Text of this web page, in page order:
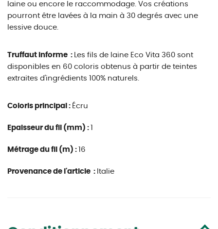
laine ou encore le raccommodage. Vos créations
pourront être lavées à la main à 30 degrés avec une
lessive douce.
Truffaut informe : Les fils de laine Eco Vita 360 sont
disponibles en 60 coloris obtenus à partir de teintes
extraites d'ingrédients 100% naturels.
Coloris principal : Écru
Epaisseur du fil (mm) :
Métrage du fil (m) : 16
Provenance de l'article : Italie